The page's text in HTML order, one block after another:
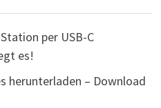
per USB-C
es!
herunterladen – Download